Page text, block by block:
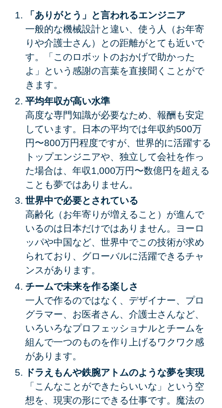
「ありがとう」と言われるエンジニア
一般的な機械設計と違い、使う人（お年寄
りや介護士さん）との距離がとても近いで
す。「このロボットのおかげで助かった
よ」という感謝の言葉を直接聞くことがで
きます。
平均年収が高い水準
高度な専門知識が必要なため、報酬も安定
しています。日本の平均では年収約500万
円〜800万円程度ですが、世界的に活躍する
トップエンジニアや、独立して会社を作っ
た場合は、年収1,000万円〜数億円を超える
ことも夢ではありません。
世界中で必要とされている
高齢化（お年寄りが増えること）が進んで
いるのは日本だけではありません。ヨーロ
ッパや中国など、世界中でこの技術が求め
られており、グローバルに活躍できるチャ
ンスがあります。
チームで未来を作る楽しさ
一人で作るのではなく、デザイナー、プロ
グラマー、お医者さん、介護士さんなど、
いろいろなプロフェッショナルとチームを
組んで一つのものを作り上げるワクワク感
があります。
ドラえもんや鉄腕アトムのような夢を実現
「こんなことができたらいいな」という空
想を、現実の形にできる仕事です。魔法の